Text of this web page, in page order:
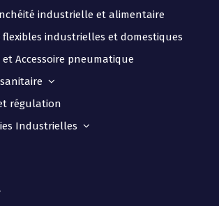
industrielle et alimentaire
flexibles industrielles et domestiques
Accessoire pneumatique
régulation
Industrielles